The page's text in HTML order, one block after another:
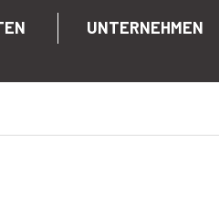
UNTERNEHMEN